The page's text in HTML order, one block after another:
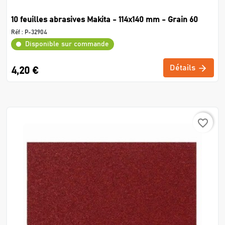
10 feuilles abrasives Makita - 114x140 mm - Grain 60
Réf : P-32904
Disponible sur commande
4,20 € Détails
favorite_border